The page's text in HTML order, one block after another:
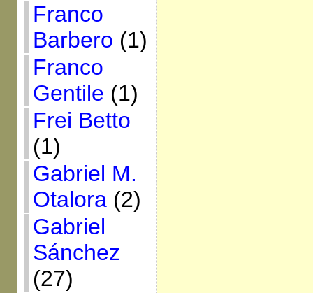
Franco
Barbero (1)
Franco
Gentile (1)
Frei Betto
(1)
Gabriel M.
Otalora(2)
Gabriel
Sánchez
(27)